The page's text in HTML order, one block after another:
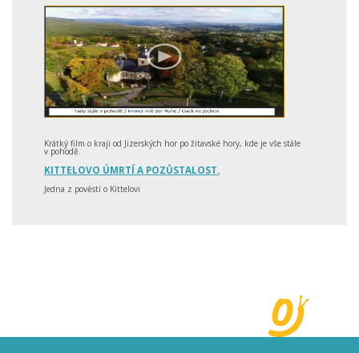
Krátký film o kraji od Jizerských hor po žitavské hory, kde je vše stále
v pohodě.
KITTELOVO ÚMRTÍ A POZŮSTALOST.
Jedna z pověstí o Kittelovi